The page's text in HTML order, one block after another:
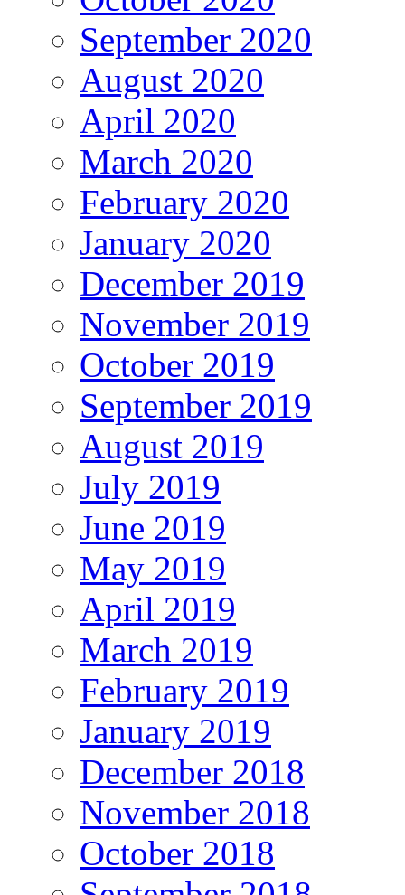
September 2020
August 2020
April 2020
March 2020
February 2020
January 2020
December 2019
November 2019
October 2019
September 2019
August 2019
July 2019
June 2019
May 2019
April 2019
March 2019
February 2019
January 2019
December 2018
November 2018
October 2018